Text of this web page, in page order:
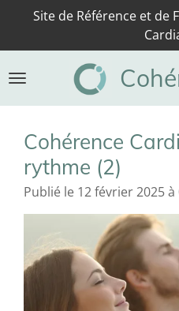
Passer
contenu
principal
Site de Référence et de
Cohérence
rythme (2)
Publié le 12 février 2025 à